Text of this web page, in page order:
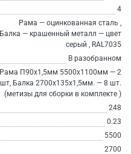
4
Рама — оцинкованная сталь ,
Балка — крашенный металл — цвет
серый , RAL7035
В разобранном
Рама П90х1,5мм 5500х1100мм — 2
шт, Балка 2700х135х1,5мм. — 8 шт.
(метизы для сборки в комплекте )
248
0.23
5500
2700